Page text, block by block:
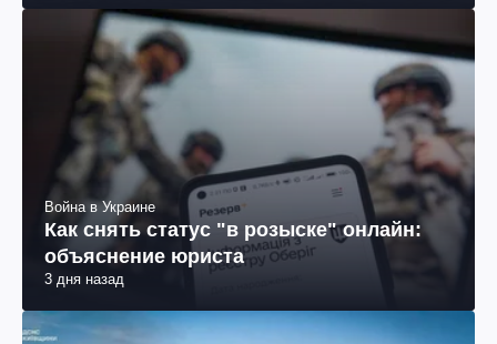
Война в Украине
Как снять статус "в розыске" онлайн:
объяснение юриста
3 дня назад